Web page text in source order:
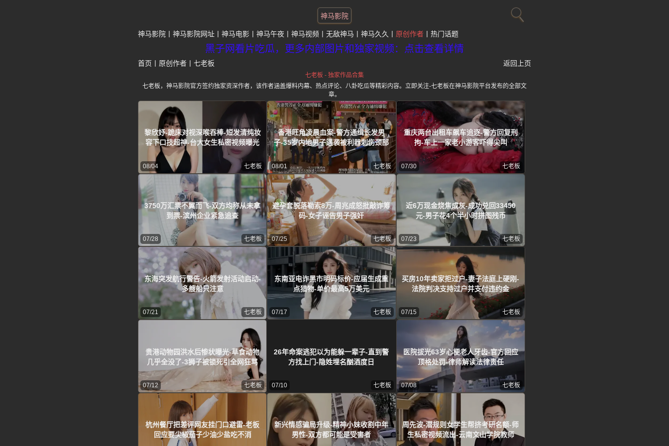
神马影院
神马影院 神马影院网址 神马电影 神马午夜 神马视频 无敌神马 神马久久 原创作者 热门话题
黑子网看片吃瓜，更多内部图片和独家视频：点击查看详情
首页 原创作者 七老板 返回上页
七老板 - 独家作品合集
七老板，神马影院官方签约独家资深作者，该作者涵盖爆料内幕、热点评论、八卦吃瓜等精彩内容。立即关注-七老板在神马影院平台发布的全部文
章。
黎欣妤-跪床对视深喉吞棒-短发清纯妆
容下口技超神-台大女生私密视频曝光
08/04 七老板
香港旺角凌晨血案-警方通缉长发男
子-35岁内地男子遇袭被利器刺伤颈部
08/01 七老板
重庆两台出租车飙车追逐-警方回复刑
拘-车上一家老小游客吓得尖叫
07/30 七老板
3750万汇票不翼而飞-双方均称从未拿
到票-滨州企业紧急追查
07/28 七老板
避孕套脱落勒索8万-周兆成怒批敲诈筹
码-女子诬告男子强奸
07/25 七老板
近6万现金烧焦成灰-成功兑回33450
元-男子花4个半小时拼图残币
07/23 七老板
东海突发航行警告-火箭发射活动启动-
多艘船只注意
07/21 七老板
东南亚电诈黑市明码标价-应届生成重
点猎物-单价最高5万美元
07/17 七老板
买房10年卖家拒过户-妻子法庭上硬刚-
法院判决支持过户并支付违约金
07/15 七老板
贵港动物园洪水后惨状曝光-草食动物
几乎全没了-3狮子被锁死引全网狂骂
07/12 七老板
26年命案逃犯以为能躲一辈子-直到警
方找上门-隐姓埋名酗酒度日
07/10 七老板
医院拔光63岁心梗老人牙齿-官方回应
顶格处罚-律师解读法律责任
07/08 七老板
杭州餐厅把差评网友挂门口避雷-老板
回应要尖椒茄子少油少盐吃不消
新兴情感骗局升级-精神小妹收割中年
男性-双方都可能是受害者
周先波-潜规则女学生帮挤考研名额-师
生私密视频流出-云南文山学院教师